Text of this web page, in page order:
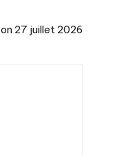
27 juillet 2026